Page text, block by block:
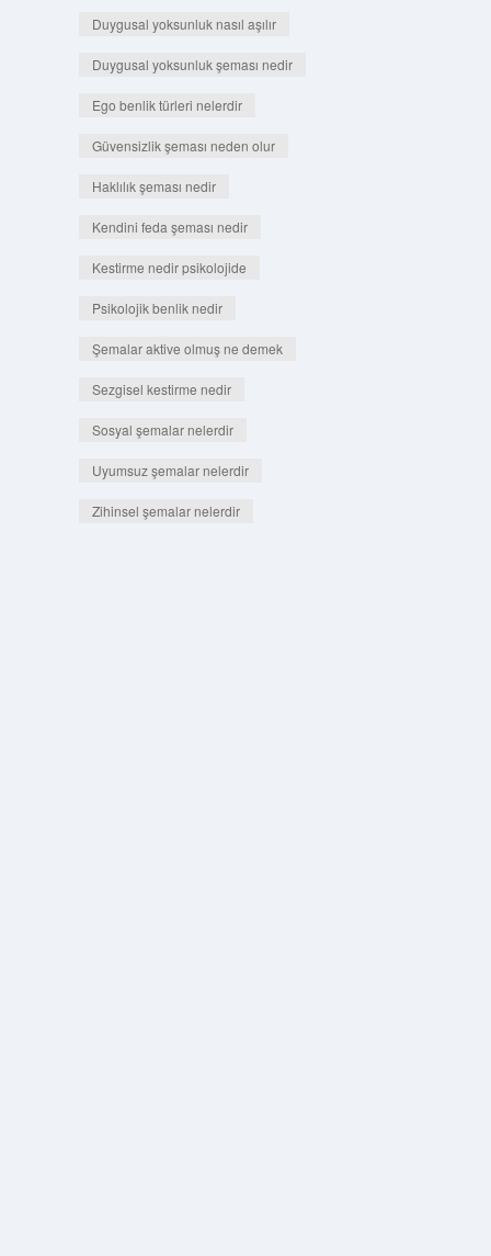
Duygusal yoksunluk nasıl aşılır
Duygusal yoksunluk şeması nedir
Ego benlik türleri nelerdir
Güvensizlik şeması neden olur
Haklılık şeması nedir
Kendini feda şeması nedir
Kestirme nedir psikolojide
Psikolojik benlik nedir
Şemalar aktive olmuş ne demek
Sezgisel kestirme nedir
Sosyal şemalar nelerdir
Uyumsuz şemalar nelerdir
Zihinsel şemalar nelerdir